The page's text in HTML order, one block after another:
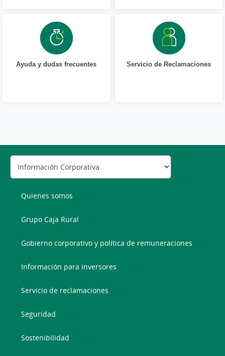
Ayuda y dudas frecuentes Servicio de Reclamaciones
Quienes somos
Grupo Caja Rural
Gobierno corporativo y política de remuneraciones
Información para inversores
Servicio de reclamaciones
Seguridad
Sostenibilidad